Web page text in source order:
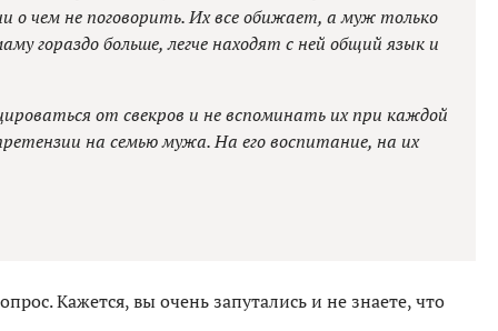
о чем не поговорить. Их все обижает, а муж только
гораздо больше, легче находят с ней общий язык и
от свекров и не вспоминать их при каждой
на семью мужа. На его воспитание, на их
Кажется, вы очень запутались и не знаете, что